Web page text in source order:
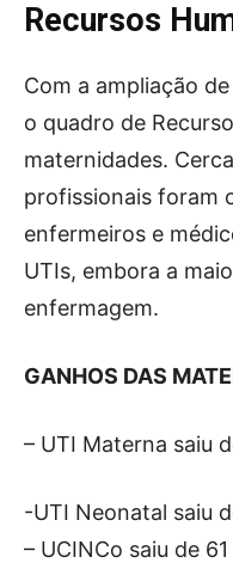
Recursos
Com a ampliação
o quadro de
maternidades.
profissionais foram
enfermeiros e
UTIs, embora a
enfermagem.
GANHOS DAS
– UTI Materna saiu
-UTI Neonatal saiu
– UCINCo saiu de